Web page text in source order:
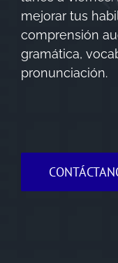
mejorar tus
comprensión
gramática,
pronunciación.